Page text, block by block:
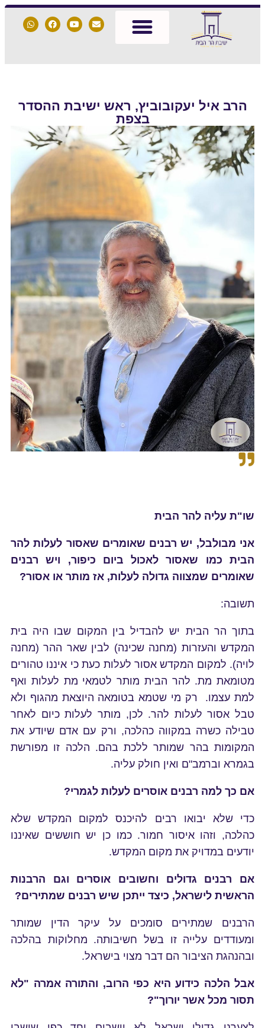
הרב איל יעקובוביץ, ראש ישיבת ההסדר
בצפת
שו"ת עליה להר הבית
אני מבולבל, יש רבנים שאומרים שאסור לעלות להר
הבית כמו שאסור לאכול ביום כיפור, ויש רבנים
שאומרים שמצווה גדולה לעלות, אז מותר או אסור?
תשובה:
בתוך הר הבית יש להבדיל בין המקום שבו היה בית
המקדש והעזרות (מחנה שכינה) לבין שאר ההר (מחנה
לויה). למקום המקדש אסור לעלות כעת כי איננו טהורים
מטומאת מת. להר הבית מותר לטמאי מת לעלות ואף
למת עצמו. רק מי שטמא בטומאה היוצאת מהגוף ולא
טבל אסור לעלות להר. לכן, מותר לעלות כיום לאחר
טבילה כשרה במקווה כהלכה, ורק עם אדם שיודע את
המקומות בהר שמותר ללכת בהם. הלכה זו מפורשת
בגמרא וברמב"ם ואין חולק עליה.
אם כך למה רבנים אוסרים לעלות לגמרי?
כדי שלא יבואו רבים להיכנס למקום המקדש שלא
כהלכה, וזהו איסור חמור. כמו כן יש חוששים שאיננו
יודעים במדויק את מקום המקדש.
אם רבנים גדולים וחשובים אוסרים וגם הרבנות
הראשית לישראל, כיצד ייתכן שיש רבנים שמתירים?
הרבנים שמתירים סומכים על עיקר הדין שמותר
ומעודדים עלייה זו בשל חשיבותה. מחלוקות בהלכה
ובהנהגת הציבור הם דבר מצוי בישראל.
אבל הלכה כידוע היא כפי הרוב, והתורה אמרה "לא
תסור מכל אשר יורוך"?